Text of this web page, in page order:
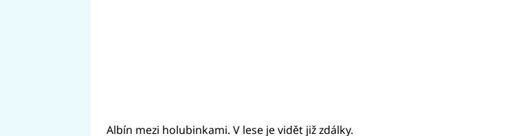
Albín mezi holubinkami. V lese je vidět již zdálky.